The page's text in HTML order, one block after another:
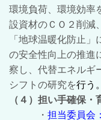
環境負荷、環境効率
設資材のＣＯ２削減
「地球温暖化防止」
の安全性向上の推進
察し、代替エネルギ
シフトの研究を行う 。
（ ４）担い手確保・
・ 担当委員会